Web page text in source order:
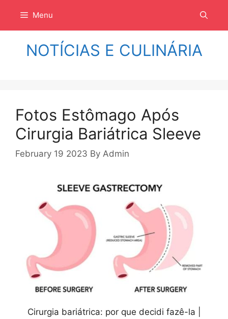
isi
Menu
NOTÍCIAS E CULINÁRIA
Fotos Estômago Após
Cirurgia Bariátrica Sleeve
February 19 2023 By Admin
Cirurgia bariátrica: por que decidi fazê-la |